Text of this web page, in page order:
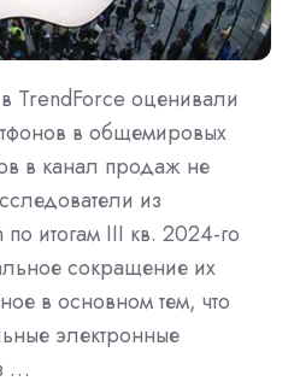
TrendForce оценивали
в общемировых
в канал продаж не
из
итогам III кв. 2024-го
сокращение их
в основном тем, что
электронные
…